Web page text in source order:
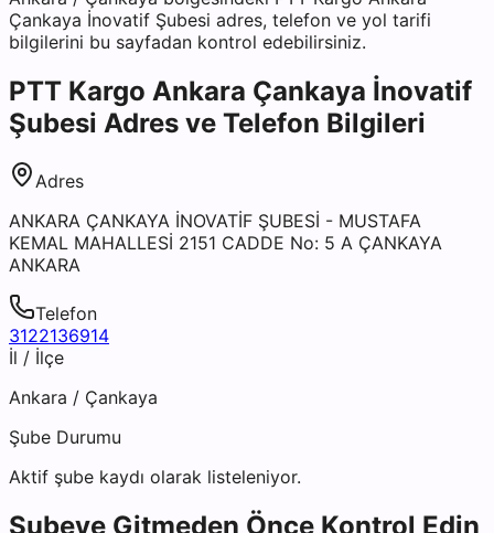
Çankaya İnovatif Şubesi adres, telefon ve yol tarifi
bilgilerini bu sayfadan kontrol edebilirsiniz.
PTT Kargo Ankara Çankaya İnovatif
Şubesi Adres ve Telefon Bilgileri
Adres
ANKARA ÇANKAYA İNOVATİF ŞUBESİ - MUSTAFA
KEMAL MAHALLESİ 2151 CADDE No: 5 A ÇANKAYA
ANKARA
Telefon
3122136914
İl / İlçe
Ankara / Çankaya
Şube Durumu
Aktif şube kaydı olarak listeleniyor.
Şubeye Gitmeden Önce Kontrol Edin